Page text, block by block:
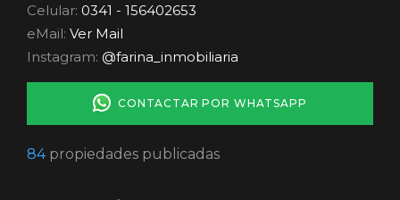
Celular: 0341 - 156402653
eMail: Ver Mail
Instagram: @farina_inmobiliaria
CONTACTAR POR WHATSAPP
84propiedades publicadas